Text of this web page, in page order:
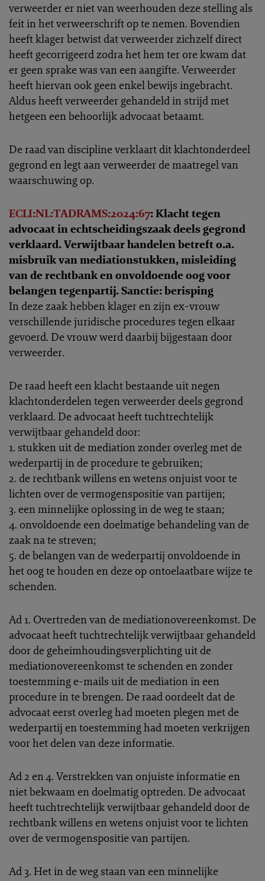
verweerder er niet van weerhouden deze stelling als
feit in het verweerschrift op te nemen. Bovendien
heeft klager betwist dat verweerder zichzelf direct
heeft gecorrigeerd zodra het hem ter ore kwam dat
er geen sprake was van een aangifte. Verweerder
heeft hiervan ook geen enkel bewijs ingebracht.
Aldus heeft verweerder gehandeld in strijd met
hetgeen een behoorlijk advocaat betaamt.
De raad van discipline verklaart dit klachtonderdeel
gegrond en legt aan verweerder de maatregel van
waarschuwing op.
ECLI:NL:TADRAMS:2024:67: Klacht tegen
advocaat in echtscheidingszaak deels gegrond
verklaard. Verwijtbaar handelen betreft o.a.
misbruik van mediationstukken, misleiding
van de rechtbank en onvoldoende oog voor
belangen tegenpartij. Sanctie: berisping
In deze zaak hebben klager en zijn ex-vrouw
verschillende juridische procedures tegen elkaar
gevoerd. De vrouw werd daarbij bijgestaan door
verweerder.
De raad heeft een klacht bestaande uit negen
klachtonderdelen tegen verweerder deels gegrond
verklaard. De advocaat heeft tuchtrechtelijk
verwijtbaar gehandeld door:
1. stukken uit de mediation zonder overleg met de
wederpartij in de procedure te gebruiken;
2. de rechtbank willens en wetens onjuist voor te
lichten over de vermogenspositie van partijen;
3. een minnelijke oplossing in de weg te staan;
4. onvoldoende een doelmatige behandeling van de
zaak na te streven;
5. de belangen van de wederpartij onvoldoende in
het oog te houden en deze op ontoelaatbare wijze te
schenden.
Ad 1. Overtreden van de mediationovereenkomst. De
advocaat heeft tuchtrechtelijk verwijtbaar gehandeld
door de geheimhoudingsverplichting uit de
mediationovereenkomst te schenden en zonder
toestemming e-mails uit de mediation in een
procedure in te brengen. De raad oordeelt dat de
advocaat eerst overleg had moeten plegen met de
wederpartij en toestemming had moeten verkrijgen
voor het delen van deze informatie.
Ad 2 en 4. Verstrekken van onjuiste informatie en
niet bekwaam en doelmatig optreden. De advocaat
heeft tuchtrechtelijk verwijtbaar gehandeld door de
rechtbank willens en wetens onjuist voor te lichten
over de vermogenspositie van partijen.
Ad 3. Het in de weg staan van een minnelijke